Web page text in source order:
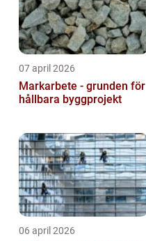
07 april 2026
Markarbete - grunden för
hållbara byggprojekt
06 april 2026